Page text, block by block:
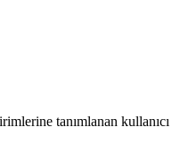
tanımlanan kullanıcı